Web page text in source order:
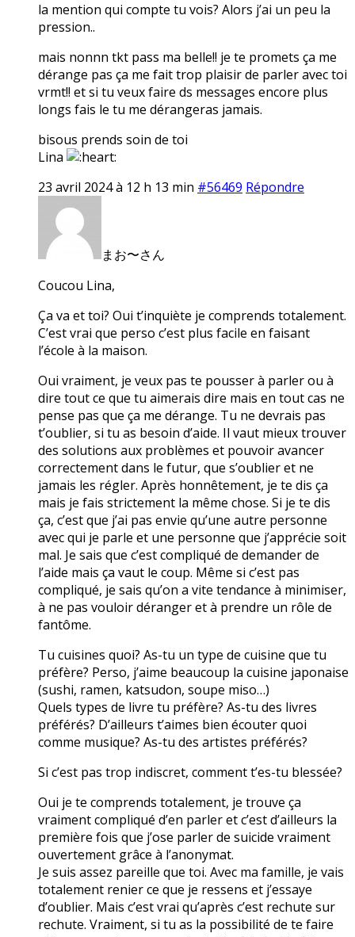
la mention qui compte tu vois? Alors j’ai un peu la
pression..
mais nonnn tkt pass ma belle!! je te promets ça me
dérange pas ça me fait trop plaisir de parler avec toi
vrmt!! et si tu veux faire ds messages encore plus
longs fais le tu me dérangeras jamais.
bisous prends soin de toi
Lina
23 avril 2024 à 12 h 13 min #56469 Répondre
まお〜さん
Coucou Lina,
Ça va et toi? Oui t’inquiète je comprends totalement.
C’est vrai que perso c’est plus facile en faisant
l’école à la maison.
Oui vraiment, je veux pas te pousser à parler ou à
dire tout ce que tu aimerais dire mais en tout cas ne
pense pas que ça me dérange. Tu ne devrais pas
t’oublier, si tu as besoin d’aide. Il vaut mieux trouver
des solutions aux problèmes et pouvoir avancer
correctement dans le futur, que s’oublier et ne
jamais les régler. Après honnêtement, je te dis ça
mais je fais strictement la même chose. Si je te dis
ça, c’est que j’ai pas envie qu’une autre personne
avec qui je parle et une personne que j’apprécie soit
mal. Je sais que c’est compliqué de demander de
l’aide mais ça vaut le coup. Même si c’est pas
compliqué, je sais qu’on a vite tendance à minimiser,
à ne pas vouloir déranger et à prendre un rôle de
fantôme.
Tu cuisines quoi? As-tu un type de cuisine que tu
préfère? Perso, j’aime beaucoup la cuisine japonaise
(sushi, ramen, katsudon, soupe miso…)
Quels types de livre tu préfère? As-tu des livres
préférés? D’ailleurs t’aimes bien écouter quoi
comme musique? As-tu des artistes préférés?
Si c’est pas trop indiscret, comment t’es-tu blessée?
Oui je te comprends totalement, je trouve ça
vraiment compliqué d’en parler et c’est d’ailleurs la
première fois que j’ose parler de suicide vraiment
ouvertement grâce à l’anonymat.
Je suis assez pareille que toi. Avec ma famille, je vais
totalement renier ce que je ressens et j’essaye
d’oublier. Mais c’est vrai qu’après c’est rechute sur
rechute. Vraiment, si tu as la possibilité de te faire